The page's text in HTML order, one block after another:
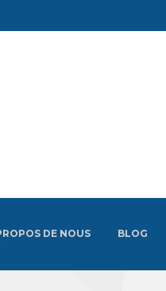
DE NOUS BLOG